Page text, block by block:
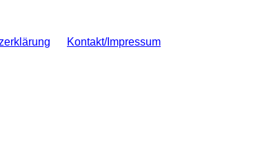
Kontakt/Impressum